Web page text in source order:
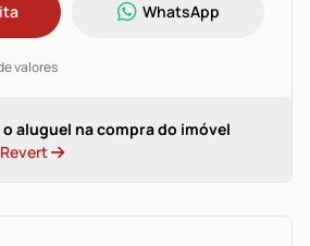
WhatsApp
valores
o aluguel na compra do imóvel